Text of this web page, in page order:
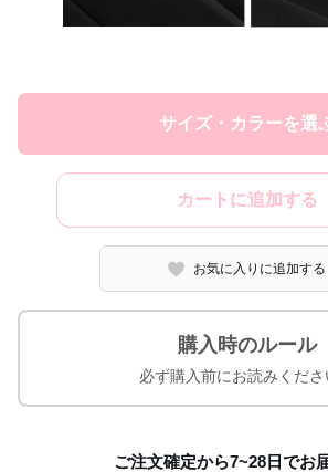
サイズ・カラーを選
カートに追加する
お気に入りに追加する
購入時のルール
必ず購入前にお読みくださ
ご注文確定から7~28日でお